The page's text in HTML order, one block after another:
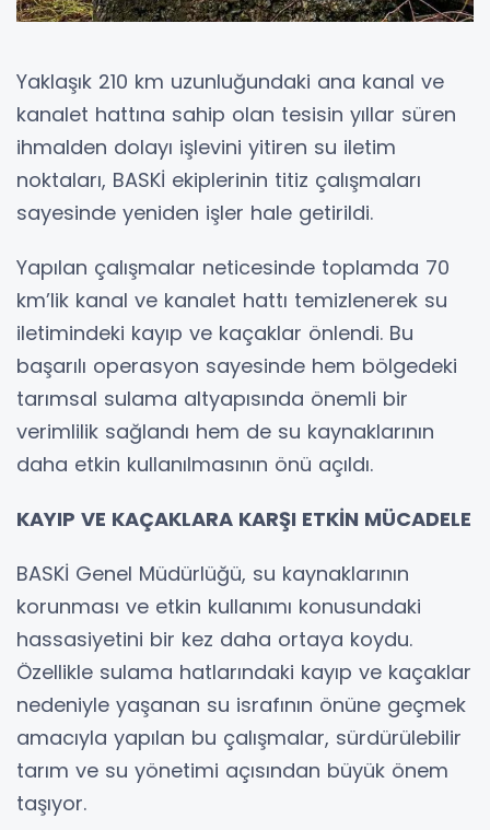
Yaklaşık 210 km uzunluğundaki ana kanal ve
kanalet hattına sahip olan tesisin yıllar süren
ihmalden dolayı işlevini yitiren su iletim
noktaları, BASKİ ekiplerinin titiz çalışmaları
sayesinde yeniden işler hale getirildi.
Yapılan çalışmalar neticesinde toplamda 70
km’lik kanal ve kanalet hattı temizlenerek su
iletimindeki kayıp ve kaçaklar önlendi. Bu
başarılı operasyon sayesinde hem bölgedeki
tarımsal sulama altyapısında önemli bir
verimlilik sağlandı hem de su kaynaklarının
daha etkin kullanılmasının önü açıldı.
KAYIP VE KAÇAKLARA KARŞI ETKİN MÜCADELE
BASKİ Genel Müdürlüğü, su kaynaklarının
korunması ve etkin kullanımı konusundaki
hassasiyetini bir kez daha ortaya koydu.
Özellikle sulama hatlarındaki kayıp ve kaçaklar
nedeniyle yaşanan su israfının önüne geçmek
amacıyla yapılan bu çalışmalar, sürdürülebilir
tarım ve su yönetimi açısından büyük önem
taşıyor.